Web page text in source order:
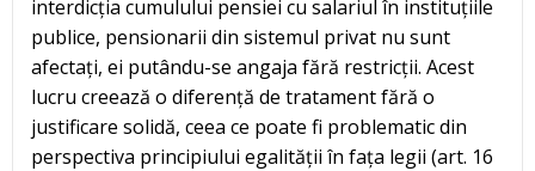
interdicția cumulului pensiei cu salariul în instituțiile
publice, pensionarii din sistemul privat nu sunt
afectați, ei putându-se angaja fără restricții. Acest
lucru creează o diferență de tratament fără o
justificare solidă, ceea ce poate fi problematic din
perspectiva principiului egalității în fața legii (art. 16